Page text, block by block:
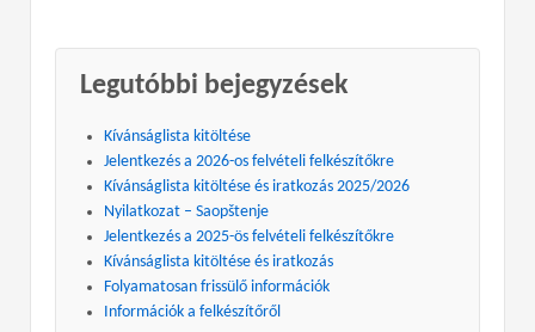
Legutóbbi bejegyzések
Kívánságlista kitöltése
Jelentkezés a 2026-os felvételi felkészítőkre
Kívánságlista kitöltése és iratkozás 2025/2026
Nyilatkozat – Saopštenje
Jelentkezés a 2025-ös felvételi felkészítőkre
Kívánságlista kitöltése és iratkozás
Folyamatosan frissülő információk
Információk a felkészítőről